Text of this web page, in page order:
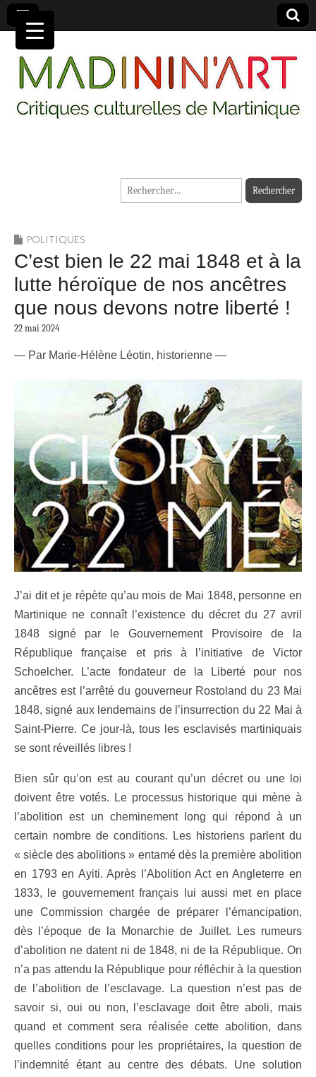
MADININ'ART
Rechercher :
POLITIQUES
C’est bien le 22 mai 1848 et à la
lutte héroïque de nos ancêtres
que nous devons notre liberté !
22 mai 2024
— Par Marie-Hélène Léotin, historienne —
J’ai dit et je répète qu’au mois de Mai 1848, personne en
Martinique ne connaît l’existence du décret du 27 avril
1848 signé par le Gouvernement Provisoire de la
République française et pris à l’initiative de Victor
Schoelcher. L’acte fondateur de la Liberté pour nos
ancêtres est l’arrêté du gouverneur Rostoland du 23 Mai
1848, signé aux lendemains de l’insurrection du 22 Mai à
Saint-Pierre. Ce jour-là, tous les esclavisés martiniquais
se sont réveillés libres !
Bien sûr qu’on est au courant qu’un décret ou une loi
doivent être votés. Le processus historique qui mène à
l’abolition est un cheminement long qui répond à un
certain nombre de conditions. Les historiens parlent du
« siècle des abolitions » entamé dès la première abolition
en 1793 en Ayiti. Après l’Abolition Act en Angleterre en
1833, le gouvernement français lui aussi met en place
une Commission chargée de préparer l’émancipation,
dès l’époque de la Monarchie de Juillet. Les rumeurs
d’abolition ne datent ni de 1848, ni de la République. On
n’a pas attendu la République pour réfléchir à la question
de l’abolition de l’esclavage. La question n’est pas de
savoir si, oui ou non, l’esclavage doit être aboli, mais
quand et comment sera réalisée cette abolition, dans
quelles conditions pour les propriétaires, la question de
l’indemnité étant au centre des débats. Une solution